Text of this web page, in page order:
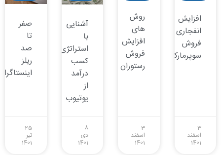
افزایش
انفجاری
فروش
سوپرمارکت
3
اسفند
1401
روش
های
افزایش
فروش
رستوران
3
اسفند
1401
آشنایی
با
استراتژی‌های
کسب
درآمد
از
یوتیوب
8
دی
1401
صفر
تا
صد
ریلز
اینستاگرام
25
تیر
1401